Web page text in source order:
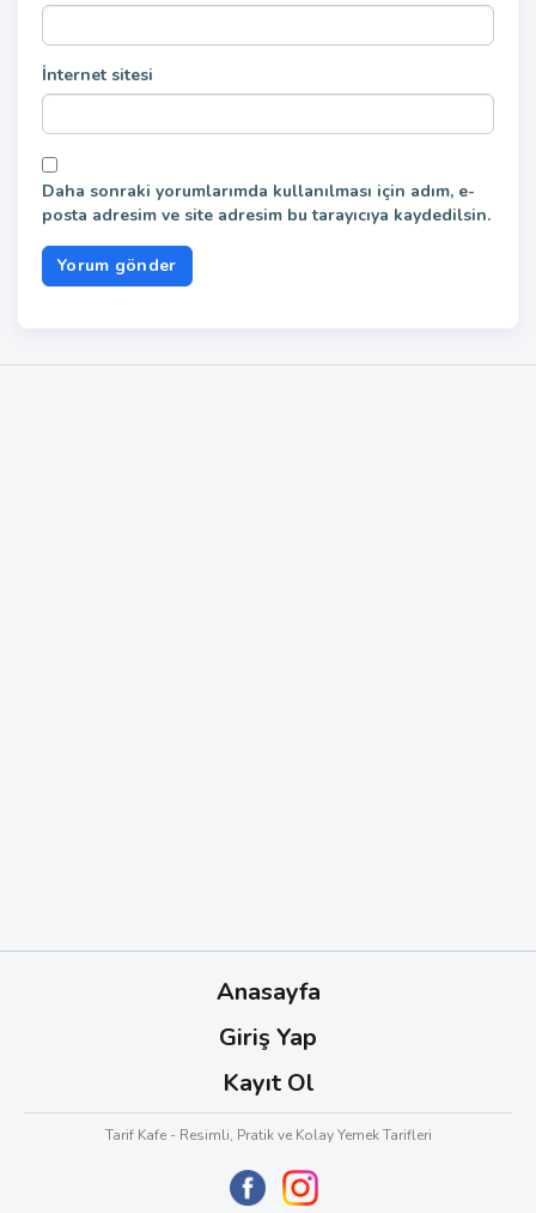
İnternet sitesi
Daha sonraki yorumlarımda kullanılması için adım, e-
posta adresim ve site adresim bu tarayıcıya kaydedilsin.
Anasayfa
Giriş Yap
Kayıt Ol
Tarif Kafe - Resimli, Pratik ve Kolay Yemek Tarifleri